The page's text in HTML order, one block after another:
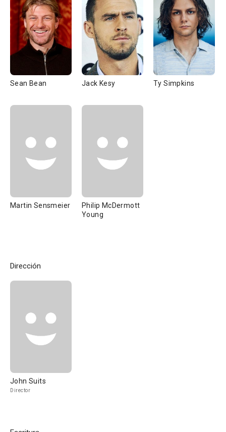
Sean Bean Jack Kesy Ty Simpkins
Martin Sensmeier
Philip McDermott
Young
Dirección
John Suits
Director